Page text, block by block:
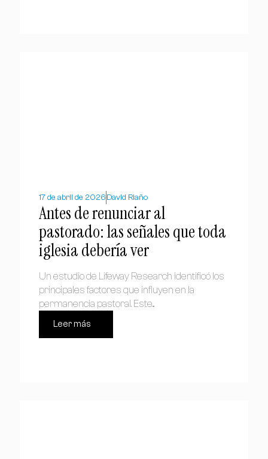
17 de abril de 2026 David Riaño
Antes de renunciar al
pastorado: las señales que toda
iglesia debería ver
Un estudio de Lifeway Research identificó los
principales factores que influyen en la
permanencia pastoral. Este...
Leer más